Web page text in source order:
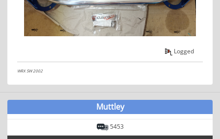
Logged
WRX SW 2002
Muttley
5453